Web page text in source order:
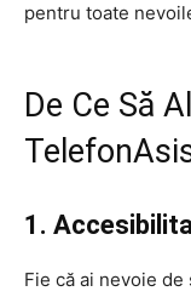
pentru toate
De Ce Să
1.
Fie că ai nevoie